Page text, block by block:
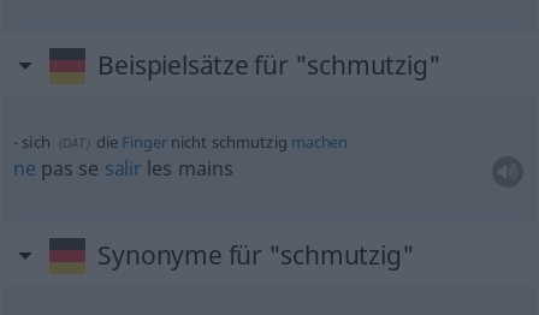
Beispielsätze für "schmutzig"
sich (DAT) die Fingernicht schmutzig machen
ne pas se salir les mains
Synonyme für "schmutzig"